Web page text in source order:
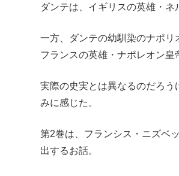
ダンテは、イギリスの英雄・ネ
一方、ダンテの幼馴染のナポリ
フランスの英雄・ナポレオン皇
実際の史実とは異なるのだろ
みに感じた。
第2巻は、フランシス・ニズベ
出するお話。